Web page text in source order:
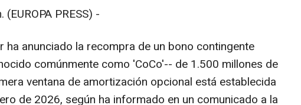
PRESS) -
ha anunciado la recompra de un bono contingente
comúnmente como 'CoCo'-- de 1.500 millones de
ventana de amortización opcional está establecida
de 2026, según ha informado en un comunicado a la